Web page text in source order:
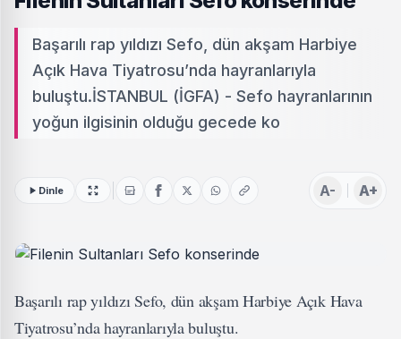
Başarılı rap yıldızı Sefo, dün akşam Harbiye
Açık Hava Tiyatrosu’nda hayranlarıyla
buluştu.İSTANBUL (İGFA) - Sefo hayranlarının
yoğun ilgisinin olduğu gecede ko
Dinle A- A+
Başarılı rap yıldızı Sefo, dün akşam Harbiye Açık Hava
Tiyatrosu’nda hayranlarıyla buluştu.